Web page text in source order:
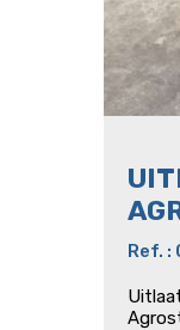
Ref. :